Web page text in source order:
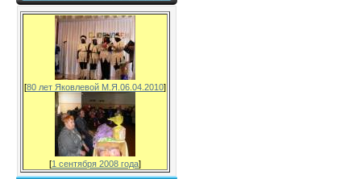
[80 лет Яковлевой М.Я.06.04.2010]
[1 сентября 2008 года]